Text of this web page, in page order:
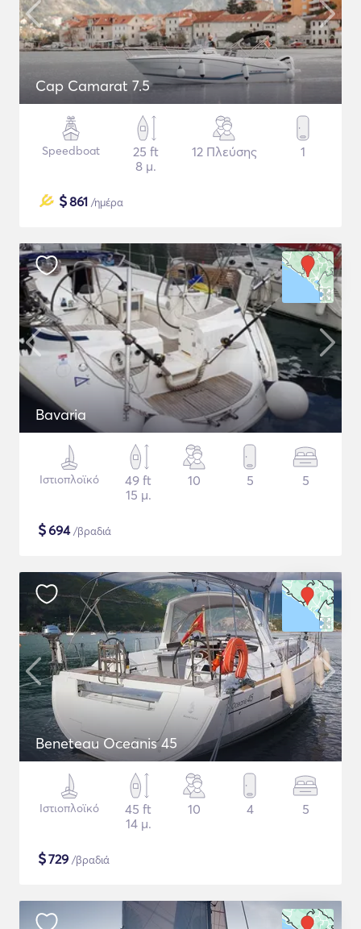
Cap Camarat 7.5
Speedboat
25 ft
8 μ.
12 Πλεύσης 1
$861 /ημέρα
Bavaria
Ιστιοπλοϊκό
49 ft
15 μ.
10 5 5
$694/βραδιά
Beneteau Oceanis 45
Ιστιοπλοϊκό
45 ft
14 μ.
10 4 5
$729 /βραδιά